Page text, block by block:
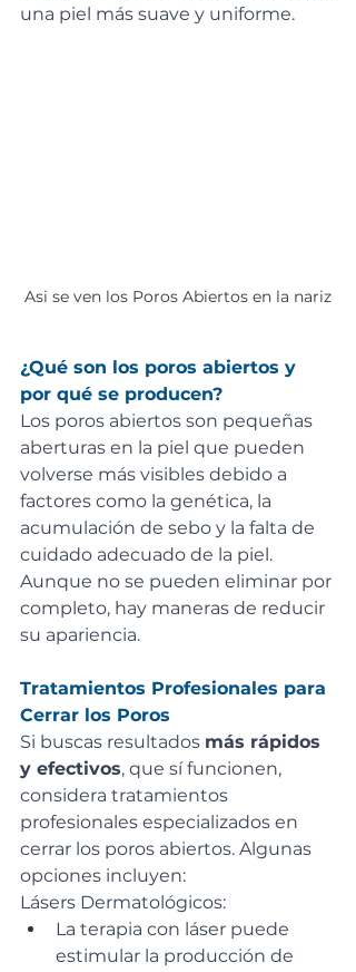
una piel más suave y uniforme.
Asi se ven los Poros Abiertos en la nariz
¿Qué son los poros abiertos y
por qué se producen?
Los poros abiertos son pequeñas
aberturas en la piel que pueden
volverse más visibles debido a
factores como la genética, la
acumulación de sebo y la falta de
cuidado adecuado de la piel.
Aunque no se pueden eliminar por
completo, hay maneras de reducir
su apariencia.
Tratamientos Profesionales para
Cerrar los Poros
Si buscas resultados más rápidos
y efectivos, que sí funcionen,
considera tratamientos
profesionales especializados en
cerrar los poros abiertos. Algunas
opciones incluyen:
Lásers Dermatológicos:
La terapia con láser puede
estimular la producción de